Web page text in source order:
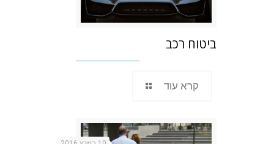
ביטוח רכב
קרא עוד